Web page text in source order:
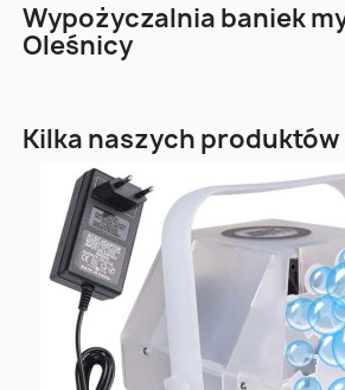
Wypożyczalnia baniek
Oleśnicy
Kilka naszych produktów